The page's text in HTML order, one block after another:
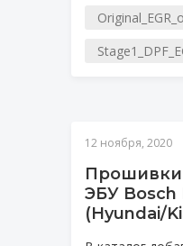
12 ноября, 2020
Прошивки
ЭБУ Bosch
(Hyundai/